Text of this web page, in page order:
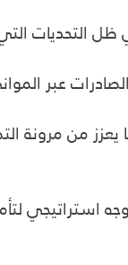
ظل التحديات
عبر
من مرونة
استراتيجي